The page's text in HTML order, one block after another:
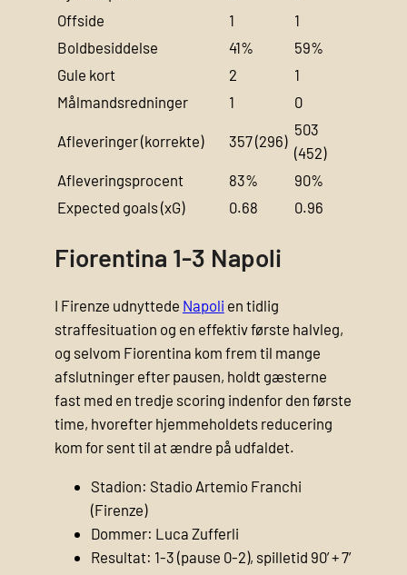
Offside
1
1
Boldbesiddelse
41%
59%
Gule kort
2
1
Målmandsredninger
1 0
Afleveringer (korrekte) 357 (296)
503
(452)
Afleveringsprocent
83%
90%
Expected goals (xG)
0.68 0.96
Fiorentina 1-3 Napoli
I Firenze udnyttede Napoli en tidlig
straffesituation og en effektiv første halvleg,
og selvom Fiorentina kom frem til mange
afslutninger efter pausen, holdt gæsterne
fast med en tredje scoring indenfor den første
time, hvorefter hjemmeholdets reducering
kom for sent til at ændre på udfaldet.
Stadion: Stadio Artemio Franchi
(Firenze)
Dommer: Luca Zufferli
Resultat: 1-3 (pause 0-2), spilletid 90’ + 7’